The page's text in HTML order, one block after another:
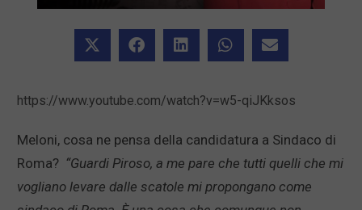
https://www.youtube.com/watch?v=w5-qiJKksos
Meloni, cosa ne pensa della candidatura a Sindaco di
Roma? “Guardi Piroso, a me pare che tutti quelli che mi
vogliano levare dalle scatole mi propongano come